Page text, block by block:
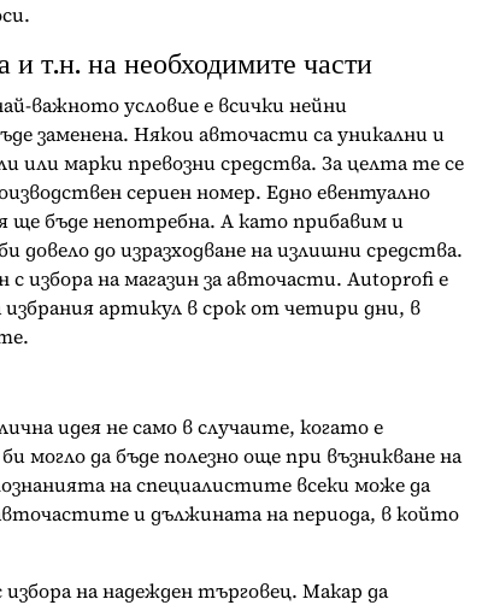
и т.н. на необходимите части
важното условие е всички нейни
заменена. Някои авточасти са уникални и
или марки превозни средства. За целта те се
сериен номер. Едно евентуално
ще бъде непотребна. А като прибавим и
до изразходване на излишни средства.
избора на магазин за авточасти. Autoprofi е
артикул в срок от четири дни, в
идея не само в случаите, когато е
да бъде полезно още при възникване на
на специалистите всеки може да
и дължината на периода, в който
избора на надежден търговец. Макар да